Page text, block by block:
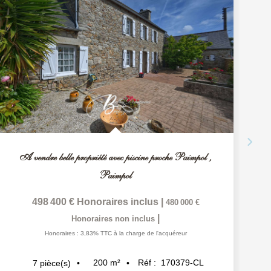
A vendre belle propriété avec piscine proche Paimpol,
Paimpol
498 400 € Honoraires inclus
480 000 €
Honoraires non inclus
Honoraires : 3,83% TTC à la charge de l'acquéreur
7 pièce(s) 200 m² Réf : 170379-CL